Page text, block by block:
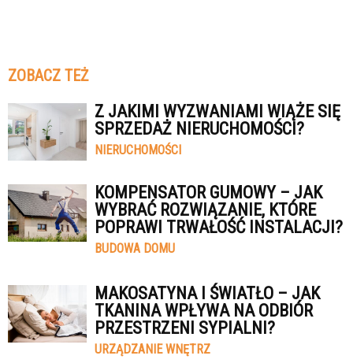
ZOBACZ TEŻ
Z JAKIMI WYZWANIAMI WIĄŻE SIĘ
SPRZEDAŻ NIERUCHOMOŚCI?
NIERUCHOMOŚCI
KOMPENSATOR GUMOWY – JAK
WYBRAĆ ROZWIĄZANIE, KTÓRE
POPRAWI TRWAŁOŚĆ INSTALACJI?
BUDOWA DOMU
MAKOSATYNA I ŚWIATŁO – JAK
TKANINA WPŁYWA NA ODBIÓR
PRZESTRZENI SYPIALNI?
URZĄDZANIE WNĘTRZ